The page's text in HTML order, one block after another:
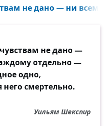
не дано — ни всем
не дано —
отдельно —
одно,
него смертельно.
Уильям Шекспир